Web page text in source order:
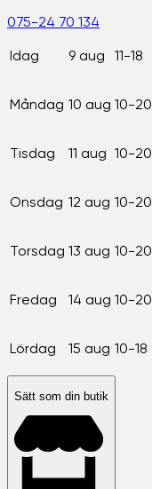
075-24 70 134
Idag 9 aug 11-18
Måndag 10 aug 10-20
Tisdag 11 aug 10-20
Onsdag 12 aug 10-20
Torsdag 13 aug 10-20
Fredag 14 aug 10-20
Lördag 15 aug 10-18
Sätt som din butik